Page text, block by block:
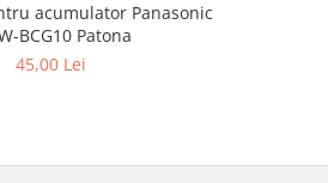
acumulator Panasonic
BCG10 Patona
45,00 Lei